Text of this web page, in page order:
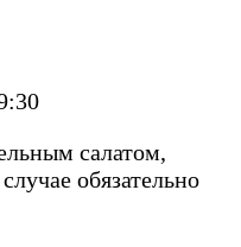
салатом,
обязательно